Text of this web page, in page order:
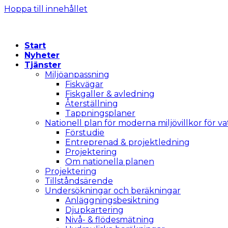
Hoppa till innehållet
Start
Nyheter
Tjänster
Miljöanpassning
Fiskvägar
Fiskgaller & avledning
Återställning
Tappningsplaner
Nationell plan för moderna miljövillkor för
Förstudie
Entreprenad & projektledning
Projektering
Om nationella planen
Projektering
Tillståndsärende
Undersökningar och beräkningar
Anläggningsbesiktning
Djupkartering
Nivå- & flödesmätning